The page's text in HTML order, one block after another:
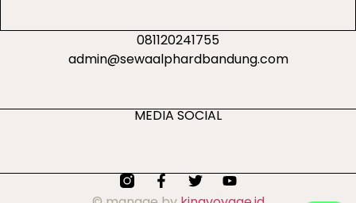
081120241755
admin@sewaalphardbandung.com
MEDIA SOCIAL